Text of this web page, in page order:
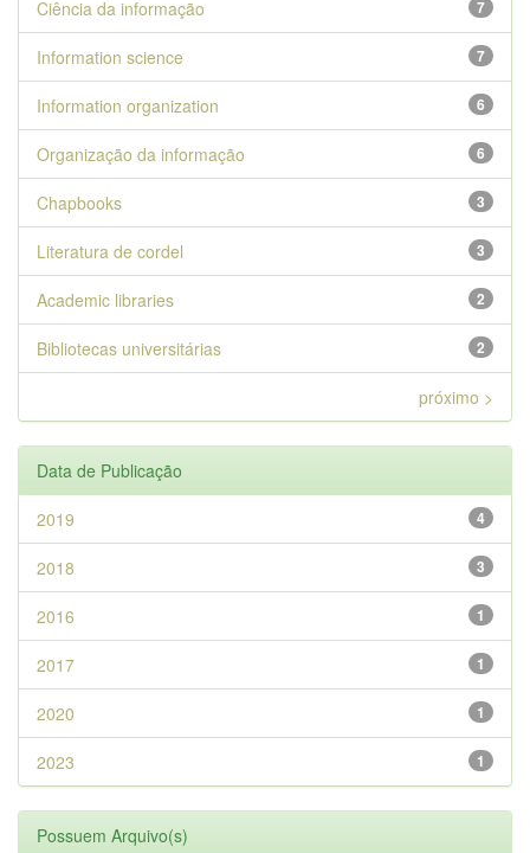
7
Ciência da informação
7
Information science
6
Information organization
6
Organização da informação
3
Chapbooks
3
Literatura de cordel
2
Academic libraries
2
Bibliotecas universitárias
próximo >
Data de Publicação
4
2019
3
2018
1
2016
1
2017
1
2020
1
2023
Possuem Arquivo(s)